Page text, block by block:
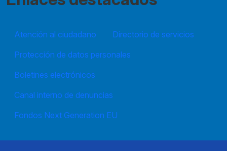
Atención al ciudadano
Directorio de servicios
Protección de datos personales
Boletines electrónicos
Canal interno de denuncias
Fondos Next Generation EU